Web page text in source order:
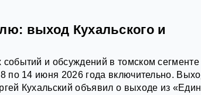
выход Кухальского и
и обсуждений в томском сегменте
по 14 июня 2026 года включительно.
Кухальский объявил о выходе из